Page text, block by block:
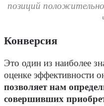
позиций
Конверсия
Это один из наиболее
оценке эффективности
позволяет нам
совершивших